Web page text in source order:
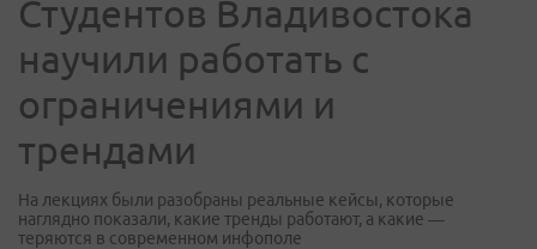
Студентов Владивостока
научили работать с
ограничениями и
трендами
На лекциях были разобраны реальные кейсы, которые
наглядно показали, какие тренды работают, а какие —
теряются в современном инфополе